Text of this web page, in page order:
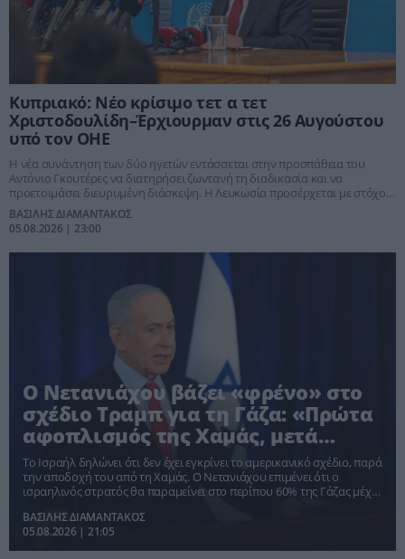
Κυπριακό: Νέο κρίσιμο τετ α τετ
Χριστοδουλίδη–Έρχιουρμαν στις 26 Αυγούστου
υπό τον ΟΗΕ
Η νέα συνάντηση των δύο ηγετών εντάσσεται στην προσπάθεια του
Αντόνιο Γκουτέρες να διατηρήσει ζωντανή τη διαδικασία και να
προετοιμάσει διευρυμένη διάσκεψη. Η Λευκωσία προσέρχεται με στόχο
την επανέναρξη ουσιαστικών συνομιλιών, ενώ η επιμονή της Άγκυρας
στη λύση δύο κρατών παραμένει το μεγάλο εμπόδιο.
ΒΑΣΙΛΗΣ ΔΙΑΜΑΝΤΑΚΟΣ
05.08.2026 | 23:00
Ο Νετανιάχου βάζει «φρένο» στο
σχέδιο Τραμπ για τη Γάζα: «Πρώτα
αφοπλισμός της Χαμάς, μετά
αποχώρηση»
Το Ισραήλ δηλώνει ότι δεν έχει εγκρίνει το αμερικανικό σχέδιο, παρά
την αποδοχή του από τη Χαμάς. Ο Νετανιάχου επιμένει ότι ο
ισραηλινός στρατός θα παραμείνει στο περίπου 60% της Γάζας μέχρι
αποστρατιωτικοποίηση της Λωρίδας.
ΒΑΣΙΛΗΣ ΔΙΑΜΑΝΤΑΚΟΣ
05.08.2026 | 21:05